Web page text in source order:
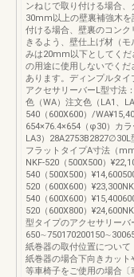
ンねじで取り付ける場合
30mm以上の壁裏補強木を
付ける場合、壁裏のコン
きるよう、壁仕上げ材（
みは20mm以下としてくだ
の用途に使用しないでく
あります。ディンプルタイ
アクセサリーバーL型寸法
色（WA）注文色（LA1、
540（600X600）/
654×76.4×654（φ30）カラ
LA3）
フラットタイプA寸法（
NKF-520（500X500）
540（500X500）
520（600X600）
540（600X600）
520（600X800）
型タイプのアクセサリーバ
紙巻器の取付位置につい
紙巻器の場合下向きカット
等車椅子をご使用の場合